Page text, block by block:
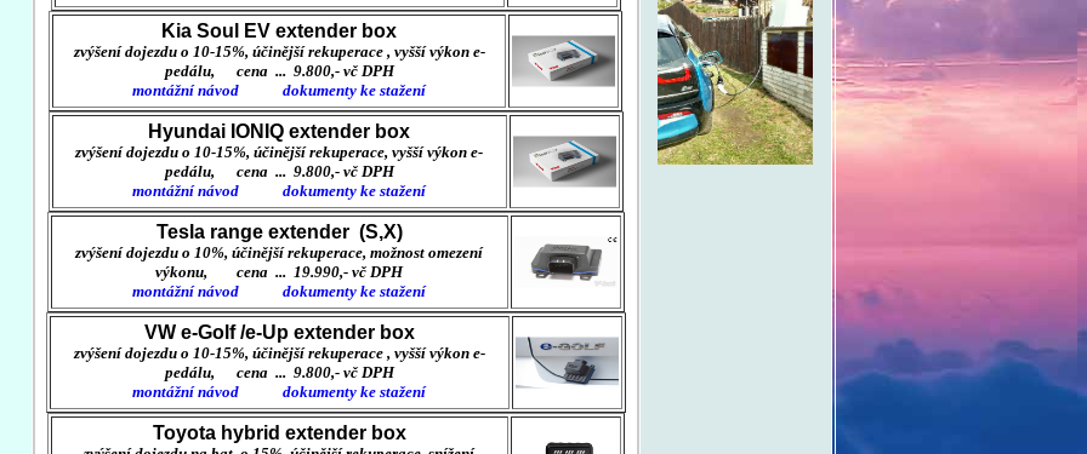
Kia Soul EV extender box
zvýšení dojezdu o 10-15%, účinější rekuperace , vyšší výkon e-
pedálu, cena ... 9.800,- vč DPH
montážní návod
dokumenty ke stažení
Hyundai IONIQ extender box
zvýšení dojezdu o 10-15%, účinější rekuperace, vyšší výkon e-
pedálu, cena ... 9.800,- vč DPH
montážní návod
dokumenty ke stažení
Tesla range extender (S,X)
zvýšení dojezdu o 10%, účinější rekuperace, možnost omezení
výkonu, cena ... 19.990,- vč DPH
montážní návod
dokumenty ke stažení
VW e-Golf /e-Up extender box
zvýšení dojezdu o 10-15%, účinější rekuperace , vyšší výkon e-
pedálu, cena ... 9.800,- vč DPH
montážní návod
dokumenty ke stažení
Toyota hybrid extender box